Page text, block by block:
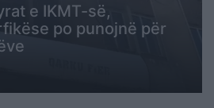
e IKMT-së,
po punojnë për